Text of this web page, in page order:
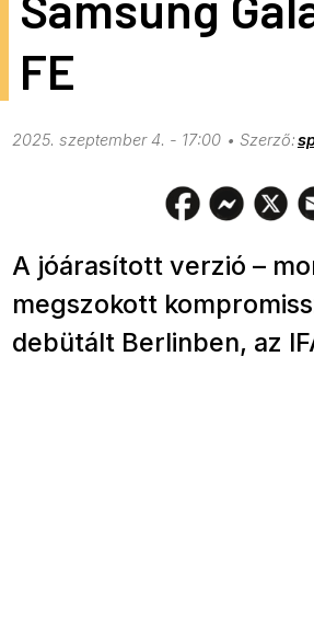
FE
2025. szeptember 4. - 17:00
A jóárasított verzió –
megszokott
debütált Berlinben, az